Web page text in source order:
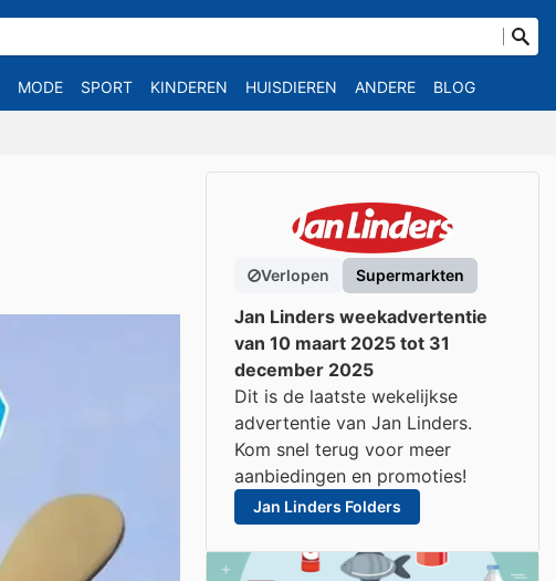
MODE SPORT KINDEREN HUISDIEREN ANDERE BLOG
Verlopen Supermarkten
Jan Linders weekadvertentie
van 10 maart 2025 tot 31
december 2025
Dit is de laatste wekelijkse
advertentie van Jan Linders.
Kom snel terug voor meer
aanbiedingen en promoties!
Jan Linders Folders